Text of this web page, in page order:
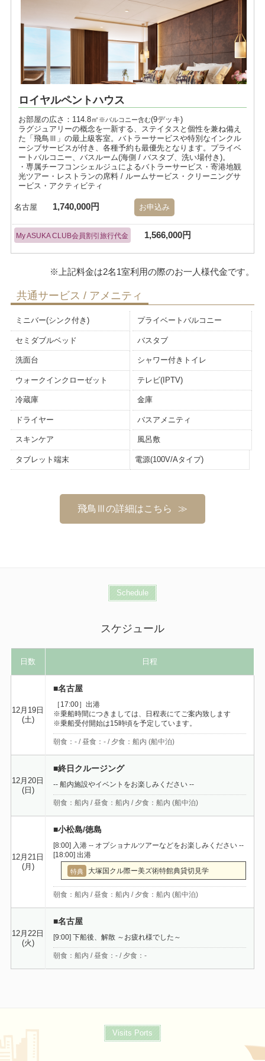
ロイヤルペントハウス
お部屋の広さ：114.8㎡ ※バルコニー含む(9デッキ)
ラグジュアリーの概念を一新する、ステイタスと個性を兼ね備え
た「飛鳥Ⅲ」の最上級客室。バトラーサービスや特別なインクル
ーシブサービスが付き、各種予約も最優先となります。プライベ
ートバルコニー、バスルーム(海側 / バスタブ、洗い場付き)。
・専属チーフコンシェルジュによるバトラーサービス・寄港地観
光ツアー・レストランの席料 / ルームサービス・クリーニングサ
ービス・アクティビティ
名古屋 1,740,000円 お申込み
My ASUKA CLUB会員割引旅行代金 1,566,000円
共通サービス / アメニティ
ミニバー(シンク付き) プライベートバルコニー
セミダブルベッド バスタブ
洗面台 シャワー付きトイレ
ウォークインクローゼット テレビ(IPTV)
冷蔵庫 金庫
ドライヤー バスアメニティ
スキンケア 風呂敷
タブレット端末 電源(100V/Aタイプ)
飛鳥Ⅲの詳細はこちら
Schedule
スケジュール
日数 日程
12月19日
(土)
■名古屋
［17:00］出港
※乗船時間につきましては、日程表にてご案内致します
※乗船受付開始は15時頃を予定しています。
朝食：- / 昼食：- / 夕食：船内 (船中泊)
12月20日
(日)
■終日クルージング
-- 船内施設やイベントをお楽しみください --
朝食：船内 / 昼食：船内 / 夕食：船内 (船中泊)
12月21日
(月)
■小松島/徳島
[8:00] 入港 -- オプショナルツアーなどをお楽しみください --
[18:00] 出港
特典 大塚国クル際ー美ズ術特館典貸切見学
朝食：船内 / 昼食：船内 / 夕食：船内 (船中泊)
12月22日
(火)
■名古屋
[9:00] 下船後、解散 ～お疲れ様でした～
朝食：船内 / 昼食：- / 夕食：-
Visits Ports